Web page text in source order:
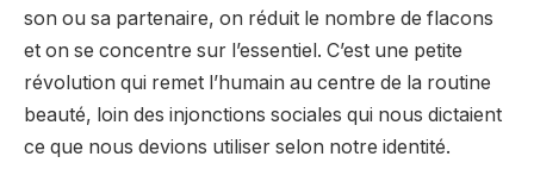
son ou sa partenaire, on réduit le nombre de flacons
et on se concentre sur l’essentiel. C’est une petite
révolution qui remet l’humain au centre de la routine
beauté, loin des injonctions sociales qui nous dictaient
ce que nous devions utiliser selon notre identité.